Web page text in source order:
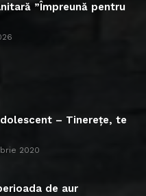
”Împreună pentru
– Tinerețe, te
2020
de aur